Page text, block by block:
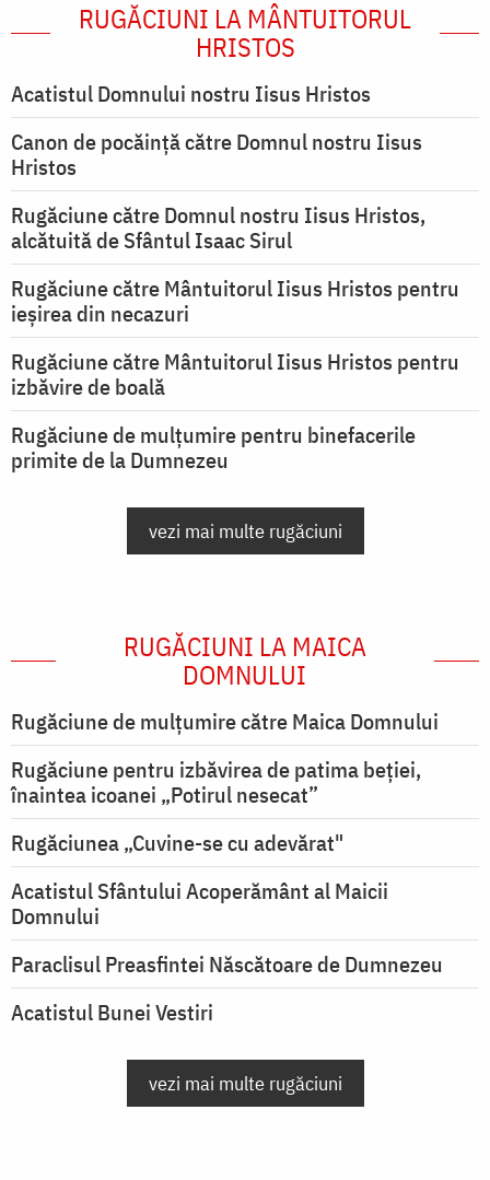
RUGĂCIUNI LA MÂNTUITORUL
HRISTOS
Acatistul Domnului nostru Iisus Hristos
Canon de pocăință către Domnul nostru Iisus
Hristos
Rugăciune către Domnul nostru Iisus Hristos,
alcătuită de Sfântul Isaac Sirul
Rugăciune către Mântuitorul Iisus Hristos pentru
ieşirea din necazuri
Rugăciune către Mântuitorul Iisus Hristos pentru
izbăvire de boală
Rugăciune de mulțumire pentru binefacerile
primite de la Dumnezeu
vezi mai multe rugăciuni
RUGĂCIUNI LA MAICA
DOMNULUI
Rugăciune de mulţumire către Maica Domnului
Rugăciune pentru izbăvirea de patima beției,
înaintea icoanei „Potirul nesecat”
Rugăciunea „Cuvine-se cu adevărat"
Acatistul Sfântului Acoperământ al Maicii
Domnului
Paraclisul Preasfintei Născătoare de Dumnezeu
Acatistul Bunei Vestiri
vezi mai multe rugăciuni